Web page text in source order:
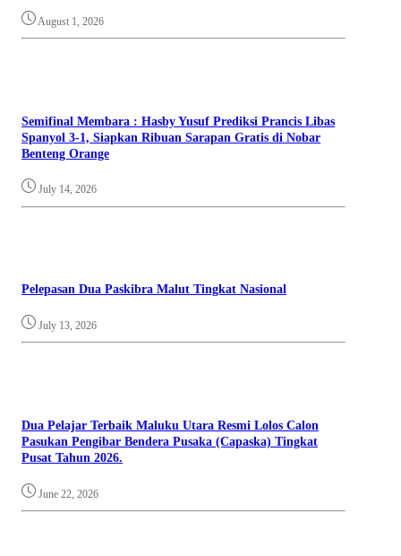
August 1, 2026
Semifinal Membara : Hasby Yusuf Prediksi Prancis Libas
Spanyol 3-1, Siapkan Ribuan Sarapan Gratis di Nobar
Benteng Orange
July 14, 2026
Pelepasan Dua Paskibra Malut Tingkat Nasional
July 13, 2026
Dua Pelajar Terbaik Maluku Utara Resmi Lolos Calon
Pasukan Pengibar Bendera Pusaka (Capaska) Tingkat
Pusat Tahun 2026.
June 22, 2026